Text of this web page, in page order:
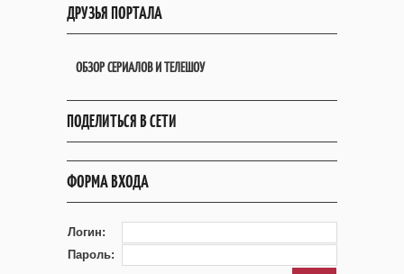
ДРУЗЬЯ ПОРТАЛА
ОБЗОР СЕРИАЛОВ И ТЕЛЕШОУ
ПОДЕЛИТЬСЯ В СЕТИ
ФОРМА ВХОДА
Логин:
Пароль: